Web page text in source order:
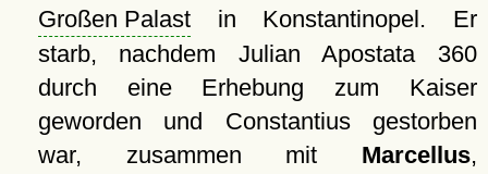
Großen Palastin Konstantinopel. Er
starb, nachdem Julian Apostata 360
durch eine Erhebung zum Kaiser
geworden und Constantius gestorben
war, zusammen mit Marcellus,